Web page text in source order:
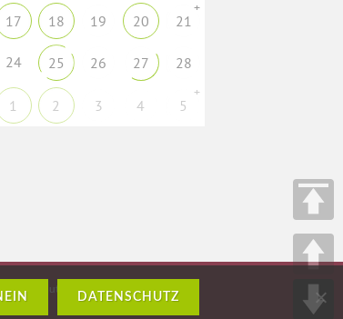
17 18 19 20 21
+
24 25 26 27 28
1 2 3 4 5
+
DATENSCHUTZ